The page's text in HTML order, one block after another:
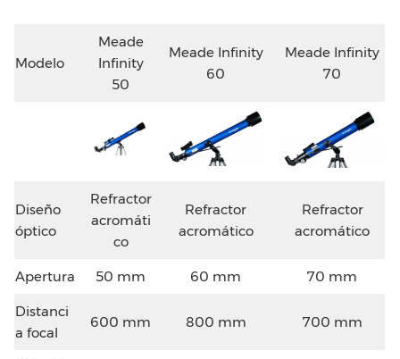
Modelo
Meade
Infinity
50
Meade Infinity
60
Meade Infinity
70
Diseño
óptico
Refractor
acromáti
co
Refractor
acromático
Refractor
acromático
Apertura 50 mm 60 mm 70 mm
Distanci
a focal
600 mm 800 mm 700 mm